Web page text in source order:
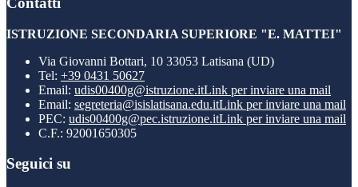
ISTRUZIONE SECONDARIA SUPERIORE "E. MATTEI"
Via Giovanni Bottari, 10 33053 Latisana (UD)
Tel: +39 0431 50627
Email: udis00400g@istruzione.itLink per inviare una mail
Email: segreteria@isislatisana.edu.itLink per inviare una mail
PEC: udis00400g@pec.istruzione.itLink per inviare una mail
C.F.: 92001650305
Seguici su